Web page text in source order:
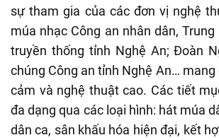
sự tham gia của các đơn vị nghệ
múa nhạc Công an nhân dân,
truyền thống tỉnh Nghệ An; Đoàn
chúng Công an tỉnh Nghệ An…
cảm và nghệ thuật cao. Các tiết
đa dạng qua các loại hình: hát múa
dân ca, sân khấu hóa hiện đại, kết